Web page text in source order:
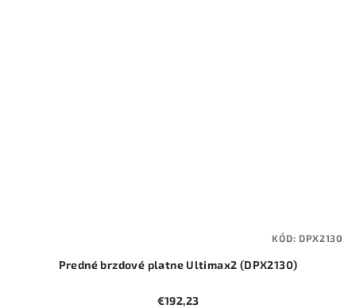
Predné brzdové platne Ultimax2 (DPX2130)
€192,23
KÓD:DPX2130